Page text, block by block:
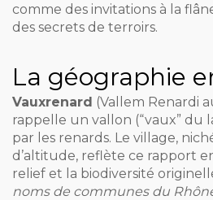
comme des invitations à la
des secrets de terroirs.
La géographie
Vauxrenard (Vallem Renardi
rappelle un vallon (“vaux” du
par les renards. Le village,
d’altitude, reflète ce rapport
relief et la biodiversité
noms de communes du